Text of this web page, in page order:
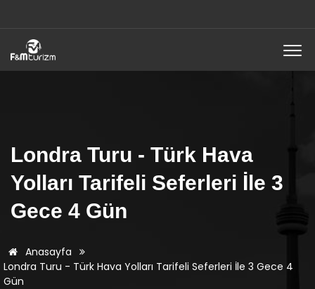
Londra Turu - Türk Hava
Yolları Tarifeli Seferleri İle 3
Gece 4 Gün
Anasayfa
Londra Turu - Türk Hava Yolları Tarifeli Seferleri İle 3 Gece 4
Gün